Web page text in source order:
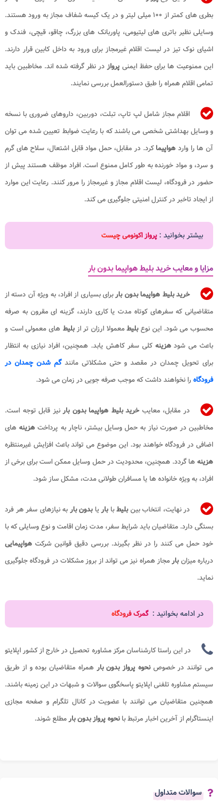
بطری های کمتر از ۱۰۰ میلی لیتر و در یک کیسه شفاف مجاز به ورود هستند.
وسایلی نظیر باتری های لیتیومی، پاوربانک های بزرگ، چاقو، قیچی، فندک و
اشیای نوک تیز در لیست اقلام غیرمجاز برای ورود به داخل کابین قرار دارند.
این ممنوعیت ها برای حفظ ایمنیپروازدر نظر گرفته شده اند. مخاطبین باید
تمامی اقلام همراه را طبق دستورالعمل بررسی نمایند.
اقلام مجاز شامل لپ تاپ، تبلت، دوربین، داروهای ضروری با نسخه
و وسایل بهداشتی شخصی می باشند که با رعایت ضوابط تعیین شده می توان
آن ها را وارد هواپیماکرد. در مقابل، حمل مواد قابل اشتعال، سلاح های گرم
و سرد، و مواد خورنده به طور کامل ممنوع است. افراد موظف هستند پیش از
حضور در فرودگاه، لیست اقلام مجاز و غیرمجاز را مرور کنند. رعایت این موارد
از ایجاد تاخبر در کنترل امنیتی جلوگیری می کند.
بیشتر بخوانید : پرواز اکونومی چیست
مزایا و معایب خرید بلیط هواپیما بدون بار
خرید بلیط هواپیما بدون باربرای بسیاری از افراد، به ویژه آن دسته از
متقاضیانی که سفرهای کوتاه مدت یا کاری دارند، گزینه ای مقرون به صرفه
محسوب می شود. این نوعبلیطمعمولا ارزان تر ازبلیط های معمولی است و
باعث می شودهزینهکلی سفر کاهش یابد. همچنین، افراد نیازی به انتظار
برای تحویل چمدان در مقصد و حتی مشکلاتی مانندگم شدن چمدان در
فرودگاه را نخواهند داشت که موجب صرفه جویی در زمان می شود.
در مقابل، معایب خرید بلیط هواپیما بدون بارنیز قابل توجه است.
مخاطبین در صورت نیاز به حمل وسایل بیشتر، ناچار به پرداخت هزینههای
اضافی در فرودگاه خواهند بود. این موضوع می تواند باعث افزایش غیرمنتظره
هزینه ها گردد. همچنین، محدودیت در حمل وسایل ممکن است برای برخی از
افراد، به ویژه خانواده ها یا مسافران طولانی مدت، مشکل ساز شود.
در نهایت، انتخاب بینبلیطباباریابدون باربه نیازهای سفر هر فرد
بستگی دارد. متقاضیان باید شرایط سفر، مدت زمان اقامت و نوع وسایلی که با
خود حمل می کنند را در نظر بگیرند. بررسی دقیق قوانین شرکت هواپیمایی
درباره میزانبارمجاز همراه نیز می تواند از بروز مشکلات در فرودگاه جلوگیری
نماید.
در ادامه بخوانید : گمرک فرودگاه
در این راستا کارشناسان مرکز مشاوره تحصیل در خارج از کشور اپلایتو
می توانند در خصوصنحوه پرواز بدون بار همراه متقاضیان بوده و از طریق
سیستم مشاوره تلفنی اپلایتو پاسخگوی سوالات و شبهات در این زمینه باشند.
همچنین متقاضیان می توانند با عضویت در کانال تلگرام و صفحه مجازی
اینستاگرام از آخرین اخبار مرتبط بانحوه پرواز بدون بارمطلع شوند.
سوالات متداول